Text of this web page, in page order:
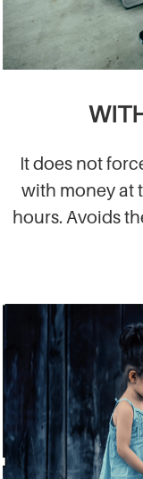
It does not
with money at
hours. Avoids